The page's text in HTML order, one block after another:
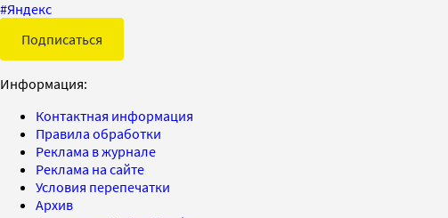
#Яндекс
Подписаться
Информация:
Контактная информация
Правила обработки
Реклама в журнале
Реклама на сайте
Условия перепечатки
Архив